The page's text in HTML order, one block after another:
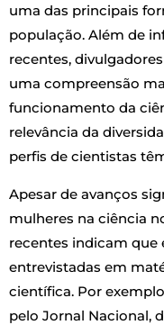
uma das principais
população. Além de
recentes,
uma compreensão
funcionamento da
relevância da
perfis de cientistas
Apesar de avanços
mulheres na ciência
recentes indicam que
entrevistadas em
científica. Por
pelo Jornal Nacional,